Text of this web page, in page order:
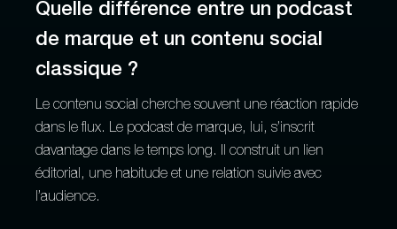
Quelle différence entre un podcast
de marque et un contenu social
classique ?
Le contenu social cherche souvent une réaction rapide
dans le flux. Le podcast de marque, lui, s’inscrit
davantage dans le temps long. Il construit un lien
éditorial, une habitude et une relation suivie avec
l’audience.